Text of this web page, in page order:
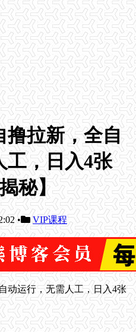
撸拉新，全自
工，日入4张
秘】
• VIP课程